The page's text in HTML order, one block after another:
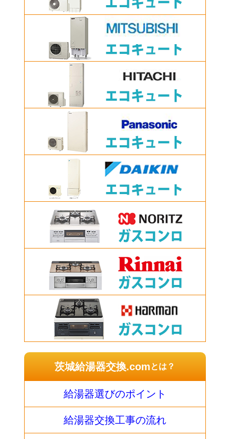
茨城給湯器交換.comとは？
給湯器選びのポイント
給湯器交換工事の流れ